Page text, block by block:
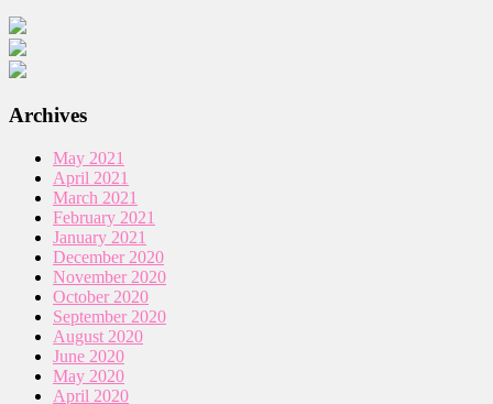
Archives
May 2021
April 2021
March 2021
February 2021
January 2021
December 2020
November 2020
October 2020
September 2020
August 2020
June 2020
May 2020
April 2020